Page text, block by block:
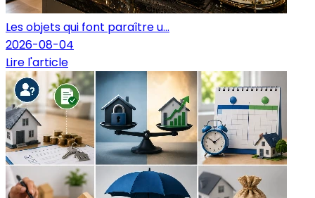
Les objets qui font paraître u...
2026-08-04
Lire l'article